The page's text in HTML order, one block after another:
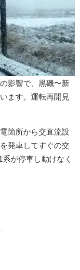
影響で、黒磯〜新
ます。運転再開見
箇所から交直流設
発車してすぐの交
が停車し動けなく